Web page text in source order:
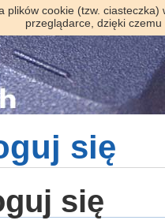
plików cookie (tzw.
przeglądarce, dzięki
się
się